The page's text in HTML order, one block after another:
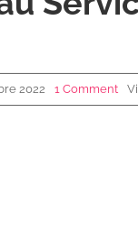
2022 1 Comment